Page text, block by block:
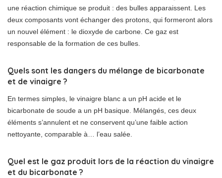
une réaction chimique se produit : des bulles apparaissent. Les
deux composants vont échanger des protons, qui formeront alors
un nouvel élément : le dioxyde de carbone. Ce gaz est
responsable de la formation de ces bulles.
Quels sont les dangers du mélange de bicarbonate
et de vinaigre ?
En termes simples, le vinaigre blanc a un pH acide et le
bicarbonate de soude a un pH basique. Mélangés, ces deux
éléments s’annulent et ne conservent qu’une faible action
nettoyante, comparable à… l’eau salée.
Quel est le gaz produit lors de la réaction du vinaigre
et du bicarbonate ?